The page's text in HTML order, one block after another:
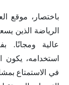
باختصار، موقع
الرياضة الذين
عالية ومجانًا.
استخدامه، يكون
في الاستمتاع